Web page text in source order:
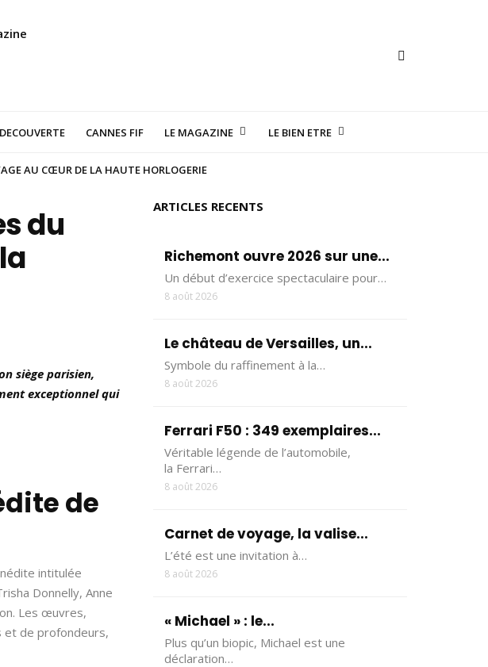
CANNES FIF LE MAGAZINE LE BIEN ETRE
AU CŒUR DE LA HAUTE HORLOGERIE
du
siège parisien,
exceptionnel qui
de
intitulée
Donnelly, Anne
Les œuvres,
et de profondeurs,
ARTICLES RECENTS
Richemont ouvre 2026 sur une...
Un début d’exercice spectaculaire pour…
8 août 2026
Le château de Versailles, un...
Symbole du raffinement à la…
8 août 2026
Ferrari F50 : 349 exemplaires...
Véritable légende de l’automobile,
la Ferrari…
8 août 2026
Carnet de voyage, la valise...
L’été est une invitation à…
8 août 2026
« Michael » : le...
Plus qu’un biopic, Michael est une
déclaration…